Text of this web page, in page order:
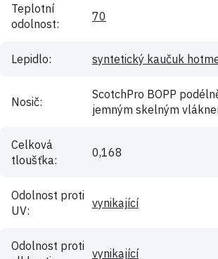
Teplotní
odolnost:
70
Lepidlo: syntetický kaučuk
Nosič:
ScotchPro BOPP
jemným skelným
Celková
tloušťka:
0,168
Odolnost proti
UV:
vynikající
Odolnost proti
vynikající